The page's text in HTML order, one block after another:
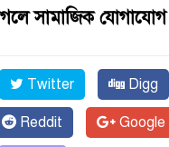
সামাজিক যোগাযোগ
Twitter Digg
Reddit Google